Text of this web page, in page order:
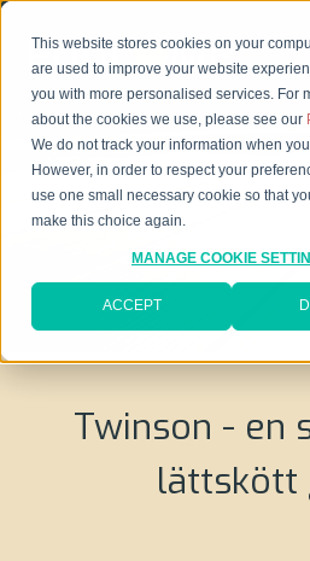
This website stores cookies on your
are used to improve your website
you with more personalised services. For
about the cookies we use, please see our
We do not track your information when
However, in order to respect your
use one small necessary cookie so that
make this choice again.
MANAGE COOKIE
ACCEPT
Twinson - en
lättskött